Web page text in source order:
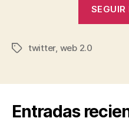
SEGUIR
Etiquetas
twitter, web 2.0
Entradas